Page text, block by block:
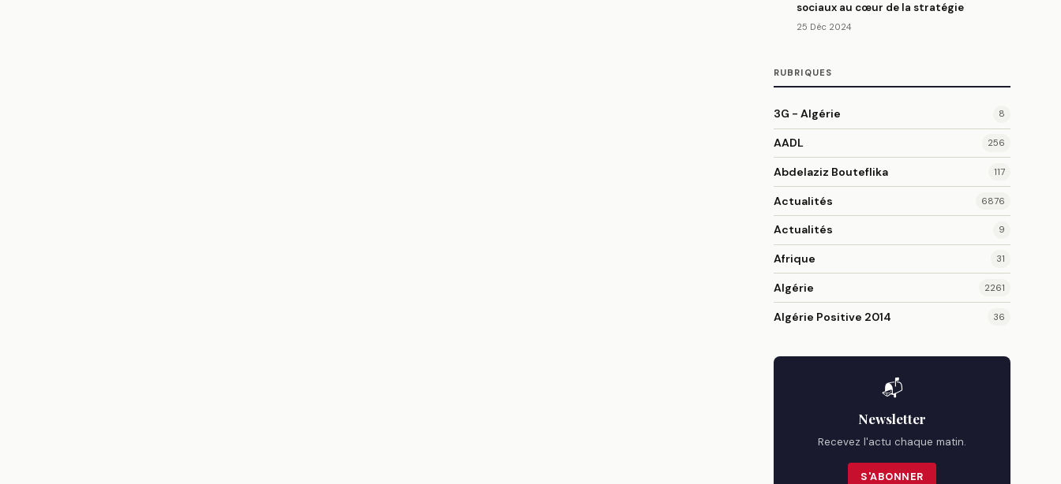
sociaux au cœur de la stratégie
25 Déc 2024
RUBRIQUES
3G - Algérie 8
AADL 256
Abdelaziz Bouteflika 117
Actualités 6876
Actualités 9
Afrique 31
Algérie 2261
Algérie Positive 2014 36
📬
Newsletter
Recevez l'actu chaque matin.
S'ABONNER